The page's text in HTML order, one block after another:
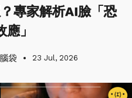
專家解析AI臉「恐
」
袋 23 Jul, 2026